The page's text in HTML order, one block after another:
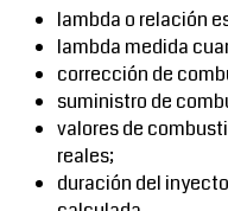
lambda o relación
lambda medida
corrección de
suministro de
valores de
reales;
duración del